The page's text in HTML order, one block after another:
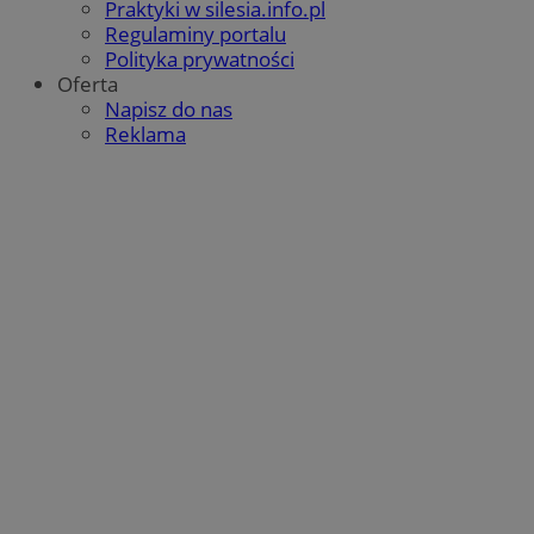
Praktyki w silesia.info.pl
Regulaminy portalu
Polityka prywatności
Oferta
Napisz do nas
Reklama